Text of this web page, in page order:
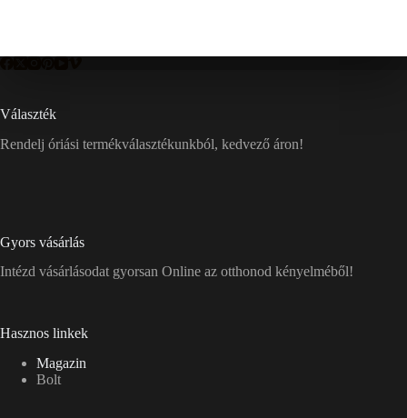
Választék
Rendelj óriási termékválasztékunkból, kedvező áron!
Gyors vásárlás
Intézd vásárlásodat gyorsan Online az otthonod kényelméből!
Hasznos linkek
Magazin
Bolt